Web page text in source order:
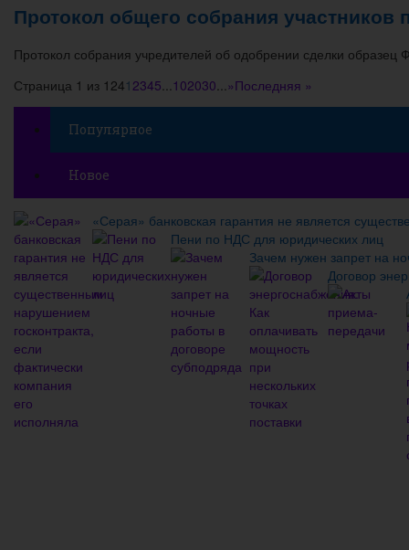
Протокол общего собрания
Протокол собрания учредителей об одобрении сделки
Страница 1 из 1241 2345 102030 »Последняя »
Популярное
Новое
«Серая» банковская гарантия не является
Пени по НДС для юридических лиц
Зачем нужен запрет на
Договор